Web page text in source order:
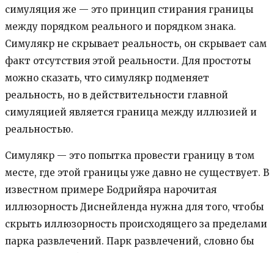
симуляция же — это принцип стирания границы
между порядком реального и порядком знака.
Симулякр не скрывает реальность, он скрывает сам
факт отсутствия этой реальности. Для простоты
можно сказать, что симулякр подменяет
реальность, но в действительности главной
симуляцией является граница между иллюзией и
реальностью.
Симулякр — это попытка провести границу в том
месте, где этой границы уже давно не существует. В
известном примере Бодрийяра нарочитая
иллюзорность Диснейленда нужна для того, чтобы
скрыть иллюзорность происходящего за пределами
парка развлечений. Парк развлечений, словно бы